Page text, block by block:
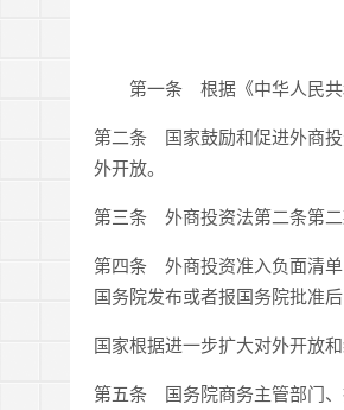
第一条 根据《中华人民共和
第二条 国家鼓励和促进外商投
外开放。
第三条 外商投资法第二条第二
第四条 外商投资准入负面清单
国务院发布或者报国务院批准
国家根据进一步扩大对外开放
第五条 国务院商务主管部门、